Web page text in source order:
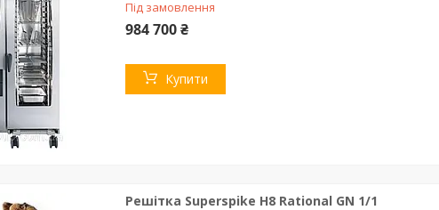
Під замовлення
984 700 ₴
Купити
Решітка Superspike H8 Rational GN 1/1